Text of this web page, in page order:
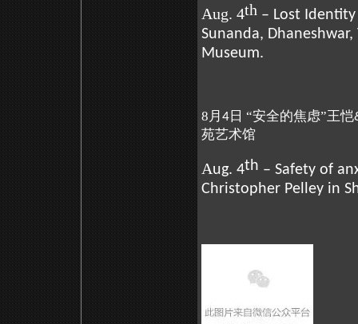
Aug. 4th – Lost
Sunanda,
Museum.
8月 4 日 “安全的焦虑”王恺
苑艺术馆
Aug. 4th – Safety of
Christopher Pelley in